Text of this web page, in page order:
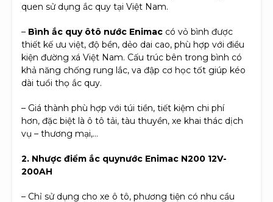
quen sử dụng ắc quy tại Việt Nam.
– Bình ắc quy ôtô nước Enimac có vỏ bình được
thiết kế ưu việt, độ bền, dẻo dai cao, phù hợp với điều
kiện đường xá Việt Nam. Cấu trúc bên trong bình có
khả năng chống rung lắc, va đập cơ học tốt giúp kéo
dài tuổi thọ ắc quy.
– Giá thành phù hợp với túi tiền, tiết kiệm chi phí
hơn, đặc biệt là ô tô tải, tàu thuyền, xe khai thác dịch
vụ – thương mại,…
2. Nhược điểm ắc quynước Enimac N200 12V-
200AH
– Chỉ sử dụng cho xe ô tô, phương tiện có nhu cầu